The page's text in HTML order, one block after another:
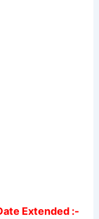
Extended :-